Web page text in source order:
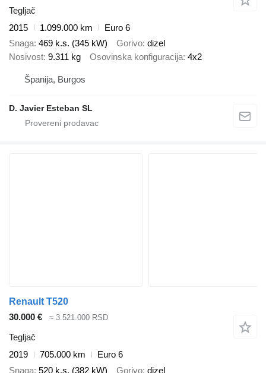
Tegljač
2015
1.099.000 km
Euro 6
Snaga 469 k.s. (345 kW) Gorivo dizel
Nosivost 9.311 kg Osovinska konfiguracija 4x2
Španija, Burgos
D. Javier Esteban SL
Renault T520
30.000 €
≈ 3.521.000 RSD
Tegljač
2019
705.000 km
Euro 6
Snaga 520 k.s. (382 kW) Gorivo dizel